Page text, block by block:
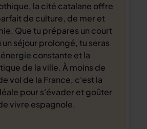
la cité catalane offre
de culture, de mer et
Que tu prépares un court
séjour prolongé, tu seras
constante et la
de la ville. À moins de
vol de la France, c'est la
pour s'évader et goûter
vivre espagnole.